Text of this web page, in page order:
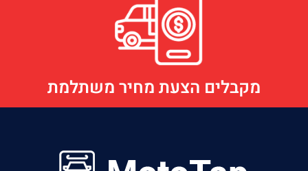
מקבלים הצעת מחיר משתלמת